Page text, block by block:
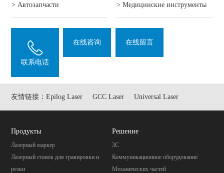
> Автозапчасти > Mедицинские инструменты
联系电话
在线咨询 在线留言
友情链接：Epilog Laser GCC Laser Universal Laser
Продукты
Лазерный маркер
Лазерный станок для гравировки и
резки
Pешение
3C
Коммуникационное оборудование
Механических частей